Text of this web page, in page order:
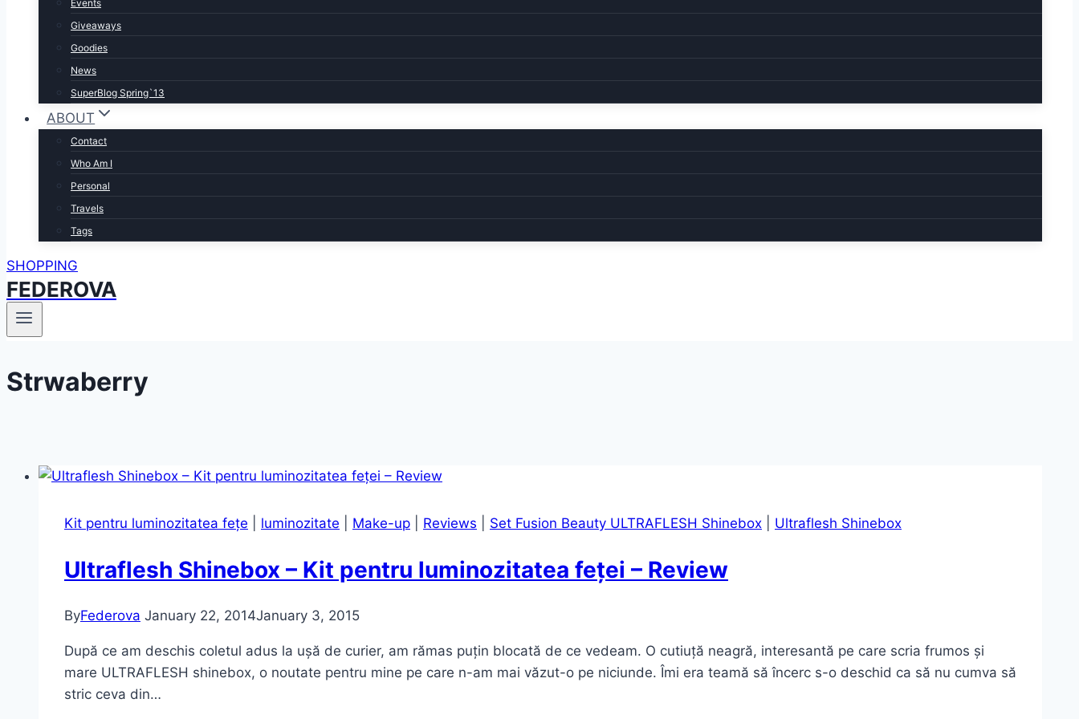
Events
Giveaways
Goodies
News
SuperBlog Spring`13
ABOUT
Contact
Who Am I
Personal
Travels
Tags
SHOPPING
FEDEROVA
Strwaberry
Kit pentru luminozitatea fețe luminozitate Make-up Reviews Set Fusion Beauty ULTRAFLESH Shinebox Ultraflesh Shinebox
Ultraflesh Shinebox – Kit pentru luminozitatea feței – Review
ByFederova January 22, 2014January 3, 2015
După ce am deschis coletul adus la ușă de curier, am rămas puțin blocată de ce vedeam. O cutiuță neagră, interesantă pe care scria frumos și
mare ULTRAFLESH shinebox, o noutate pentru mine pe care n-am mai văzut-o pe niciunde. Îmi era teamă să încerc s-o deschid ca să nu cumva să
stric ceva din…